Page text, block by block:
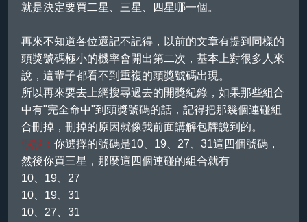
就是決定要買二星、三星、四星哪一個。
再來不知道各位還記不記得，以前的文章有提到同樣的
頭獎號碼極小的機率會開出第二次，基本上對很多人來
說，這輩子都看不到重複的頭獎號碼出現。
所以再來要去上網搜尋過去的開獎紀錄，如果那些組合
中有"完全命中"到頭獎號碼的話，記得把那幾個連碰組
合刪掉，刪掉的原因就像我前面講解包牌說到的。
假設：你選擇的號碼是10、19、27、31這四個號碼，
然後你買三星，那麼這四個連碰的組合就有
10、19、27
10、19、31
10、27、31